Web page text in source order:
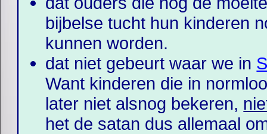
bijbelse tucht hun kinderen
kunnen worden.
dat niet gebeurt waar we in
Want kinderen die in
later niet alsnog bekeren,
het de satan dus allemaal